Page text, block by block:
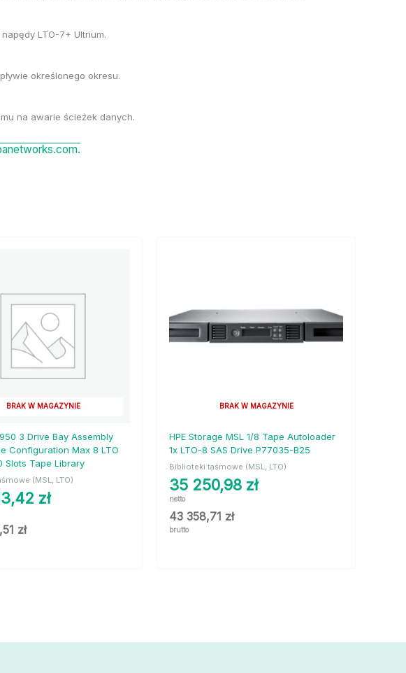
LTO-7+ Ultrium.
określonego okresu.
na awarie ścieżek danych.
BRAK W MAGAZYNIE
3 Drive Bay Assembly
Configuration Max 8 LTO
Slots Tape Library
(MSL, LTO)
zł
zł
BRAK W MAGAZYNIE
HPE Storage MSL 1/8 Tape Autoloader
1x LTO-8 SAS Drive P77035-B25
Biblioteki taśmowe (MSL, LTO)
35 250,98 zł
netto
43 358,71 zł
brutto